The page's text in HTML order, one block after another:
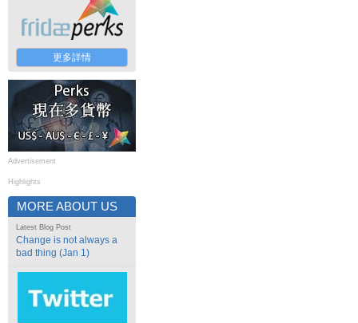
更多詳情
Advertisement
Highlights
MORE ABOUT US
Latest Blog Post
Change is not always a
bad thing (Jan 1)